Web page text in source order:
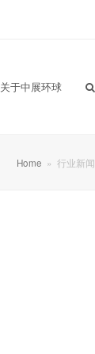
关于中展环球
Home » 行业新闻